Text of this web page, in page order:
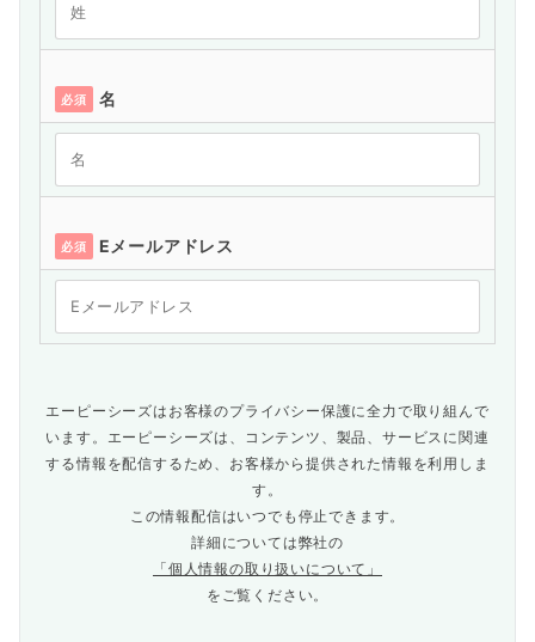
必須 名
必須 Eメールアドレス
エーピーシーズはお客様のプライバシー保護に全力で取り組んで
います。エーピーシーズは、コンテンツ、製品、サービスに関連
する情報を配信するため、お客様から提供された情報を利用しま
す。
この情報配信はいつでも停止できます。
詳細については弊社の
「個人情報の取り扱いについて」
をご覧ください。